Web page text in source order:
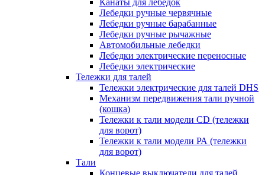
Канаты для лебедок
Лебедки ручные червячные
Лебедки ручные барабанные
Лебедки ручные рычажные
Автомобильные лебедки
Лебедки электрические переносные
Лебедки электрические
Тележки для талей
Тележки электрические для талей DHS
Механизм передвижения тали ручной
(кошка)
Тележки к тали модели CD (тележки
для ворот)
Тележки к тали модели РА (тележки
для ворот)
Тали
Концевые выключатели для талей